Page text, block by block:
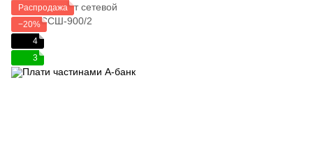
Распродажа
−20%
4
3